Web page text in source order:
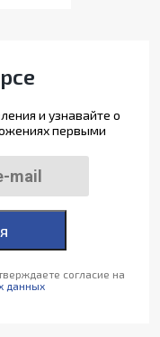
и узнавайте о
первыми
согласие на
данных